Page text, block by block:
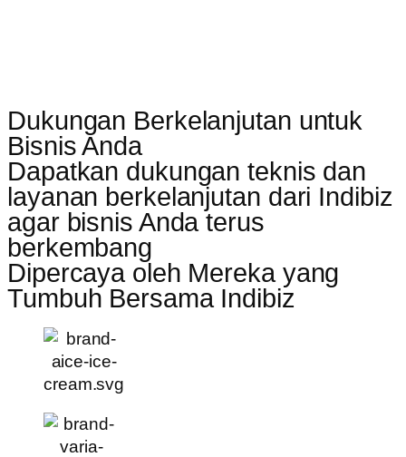
Dukungan Berkelanjutan untuk
Bisnis Anda
Dapatkan dukungan teknis dan
layanan berkelanjutan dari Indibiz
agar bisnis Anda terus
berkembang
Dipercaya oleh Mereka yang
Tumbuh Bersama Indibiz